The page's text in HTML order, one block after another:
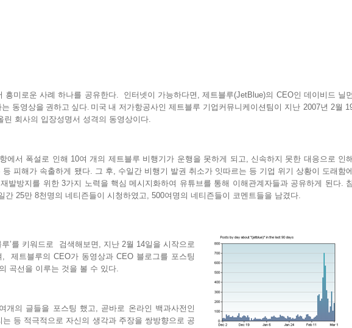
흥미로운 사례 하나를 공유한다. 인터넷이 가능하다면 ,제트블루(JetBlue)의 CEO인 데이비드 닐먼
는 동영상을 권하고 싶다. 미국 내 저가항공사인 제트블루 기업커뮤니케이션팀이 지난 2007년 2월
린 회사의 입장성명서 성격의 동영상이다
에서 폭설로 인해 10여 개의 제트블루 비행기가 운행을 못하게 되고, 신속하지 못한 대응으로 인해
등 피해가 속출하게 됐다. 그 후, 수일간 비행기 발권 취소가 잇따르는 등 기업 위기 상황이
도래함에
재발방지를 위한3가지 노력을 핵심 메시지화하여 유튜브를 통해 이해관계자들과 공유하게 된다.
간 25만 8천명의 네티즌들이 시청하였고, 500여명의 네티즌들이 코멘트들을 남겼다.
루’를 키워드로 검색해보면 , 지난2월 14일을 시작으로
, 제트블루의 CEO가 동영상과 CEO 블로그를 포스팅
곡선을 이루는 것을 볼 수 있다.
여개의 글들을 포스팅 했고, 곧바로 온라인 백과사전인
는 등 적극적으로 자신의 생각과 주장을 쌍방향으로 공